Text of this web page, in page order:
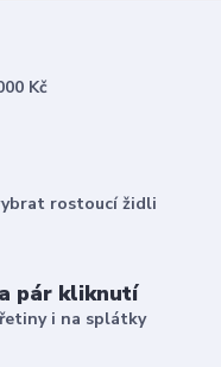
Kč
rostoucí židli
pár kliknutí
i na splátky